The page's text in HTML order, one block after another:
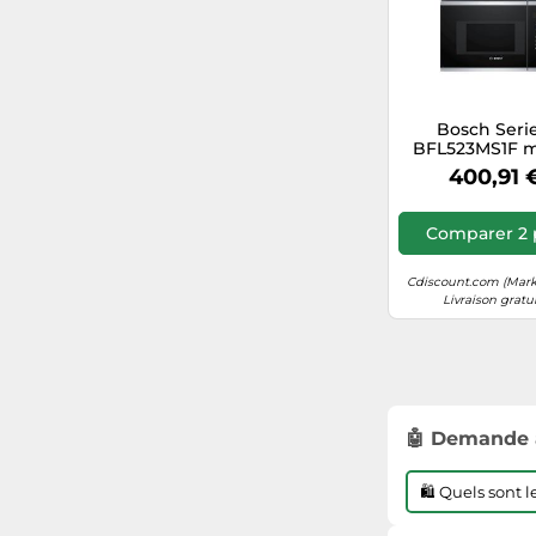
Bosch
BFL523MS1F
onde Acier
Micro-onde
400,91
Comparer 2
Cdiscount.com
Livraison
🤖 Demande
🛍️ Quels sont